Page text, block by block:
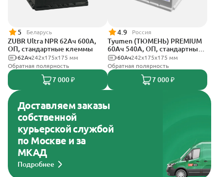
5 Беларусь
ZUBR Ultra NPR 62Ач 600А,
ОП, стандартные клеммы
242х175х175 мм
62Ач
Обратная полярность
7 000 ₽
4.9 Россия
Tyumen (ТЮМЕНЬ) PREMIUM
60Ач 540А, ОП, стандартные
клеммы242х175х175 мм
60Ач
Обратная полярность
7 000 ₽
Доставляем заказы
собственной
курьерской службой
по Москве и за
МКАД
Подробнее